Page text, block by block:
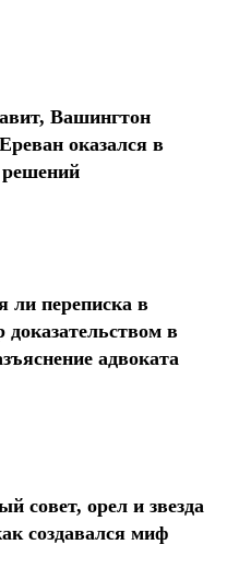
Вашингтон
оказался в
решений
ли переписка в
доказательством в
адвоката
совет, орел и звезда
создавался миф